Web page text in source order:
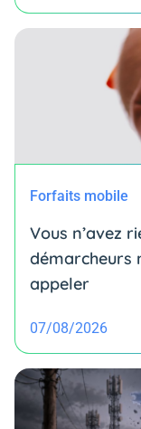
Forfaits mobile
Vous n’avez
démarcheurs
appeler
07/08/2026